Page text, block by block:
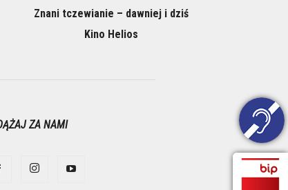
Znani tczewianie – dawniej i dziś
Kino Helios
ZA NAMI